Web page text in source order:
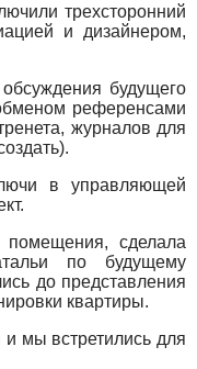
трехсторонний
и дизайнером,
будущего
референсами
журналов для
в управляющей
сделала
по будущему
до представления
квартиры.
мы встретились для